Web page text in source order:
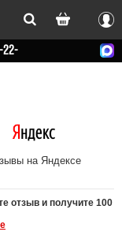
Вход
22-
на Яндексе
отзыв и получите 100